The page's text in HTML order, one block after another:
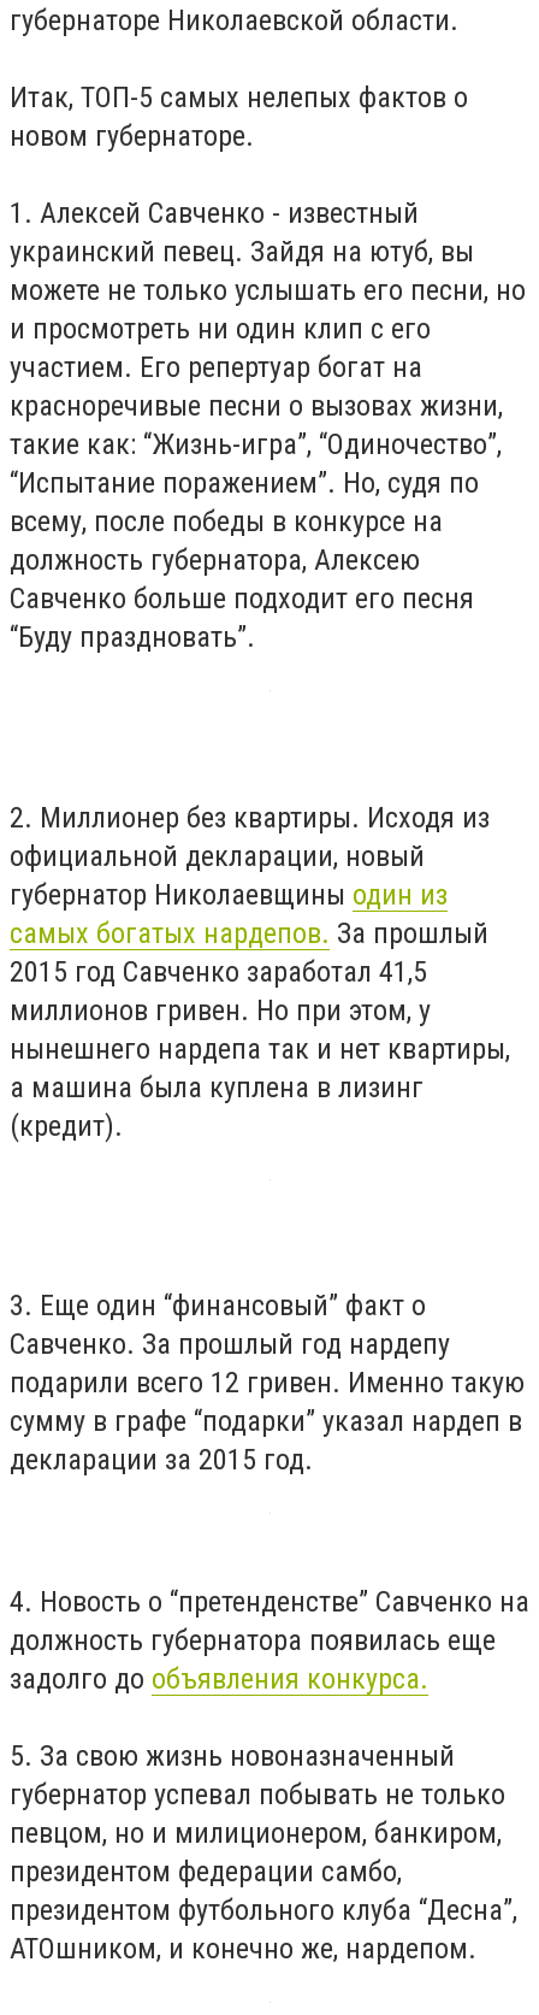
губернаторе Николаевской области.
Итак, ТОП-5 самых нелепых фактов о
новом губернаторе.
1. Алексей Савченко - известный
украинский певец. Зайдя на ютуб, вы
можете не только услышать его песни, но
и просмотреть ни один клип с его
участием. Его репертуар богат на
красноречивые песни о вызовах жизни,
такие как: “Жизнь-игра”, “Одиночество”,
“Испытание поражением”. Но, судя по
всему, после победы в конкурсе на
должность губернатора, Алексею
Савченко больше подходит его песня
“Буду праздновать”.
2. Миллионер без квартиры. Исходя из
официальной декларации, новый
губернатор Николаевщины один из
самых богатых нардепов. За прошлый
2015 год Савченко заработал 41,5
миллионов гривен. Но при этом, у
нынешнего нардепа так и нет квартиры,
а машина была куплена в лизинг
(кредит).
3. Еще один “финансовый” факт о
Савченко. За прошлый год нардепу
подарили всего 12 гривен. Именно такую
сумму в графе “подарки” указал нардеп в
декларации за 2015 год.
4. Новость о “претенденстве” Савченко на
должность губернатора появилась еще
задолго до объявления конкурса.
5. За свою жизнь новоназначенный
губернатор успевал побывать не только
певцом, но и милиционером, банкиром,
президентом федерации самбо,
президентом футбольного клуба “Десна”,
АТОшником, и конечно же, нардепом.